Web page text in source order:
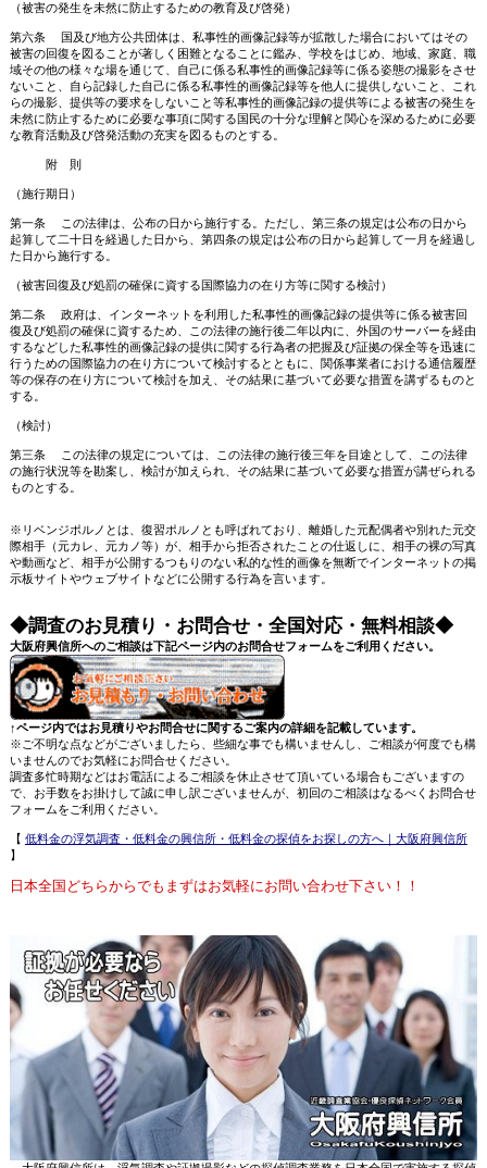
（被害の発生を未然に防止するための教育及び啓発）
第六条 国及び地方公共団体は、私事性的画像記録等が拡散した場合においてはその
被害の回復を図ることが著しく困難となることに鑑み、学校をはじめ、地域、家庭、職
域その他の様々な場を通じて、自己に係る私事性的画像記録等に係る姿態の撮影をさせ
ないこと、自ら記録した自己に係る私事性的画像記録等を他人に提供しないこと、これ
らの撮影、提供等の要求をしないこと等私事性的画像記録の提供等による被害の発生を
未然に防止するために必要な事項に関する国民の十分な理解と関心を深めるために必要
な教育活動及び啓発活動の充実を図るものとする。
附 則
（施行期日）
第一条 この法律は、公布の日から施行する。ただし、第三条の規定は公布の日から
起算して二十日を経過した日から、第四条の規定は公布の日から起算して一月を経過し
た日から施行する。
（被害回復及び処罰の確保に資する国際協力の在り方等に関する検討）
第二条 政府は、インターネットを利用した私事性的画像記録の提供等に係る被害回
復及び処罰の確保に資するため、この法律の施行後二年以内に、外国のサーバーを経由
するなどした私事性的画像記録の提供に関する行為者の把握及び証拠の保全等を迅速に
行うための国際協力の在り方について検討するとともに、関係事業者における通信履歴
等の保存の在り方について検討を加え、その結果に基づいて必要な措置を講ずるものと
する。
（検討）
第三条 この法律の規定については、この法律の施行後三年を目途として、この法律
の施行状況等を勘案し、検討が加えられ、その結果に基づいて必要な措置が講ぜられる
ものとする。
※リベンジポルノとは、復習ポルノとも呼ばれており、離婚した元配偶者や別れた元交
際相手（元カレ、元カノ等）が、相手から拒否されたことの仕返しに、相手の裸の写真
や動画など、相手が公開するつもりのない私的な性的画像を無断でインターネットの掲
示板サイトやウェブサイトなどに公開する行為を言います。
◆調査のお見積り・お問合せ・全国対応・無料相談◆
大阪府興信所へのご相談は下記ページ内のお問合せフォームをご利用ください。
↑ページ内ではお見積りやお問合せに関するご案内の詳細を記載しています。
※ご不明な点などがございましたら、些細な事でも構いませんし、ご相談が何度でも構
いませんのでお気軽にお問合せください。
調査多忙時期などはお電話によるご相談を休止させて頂いている場合もございますの
で、お手数をお掛けして誠に申し訳ございませんが、初回のご相談はなるべくお問合せ
フォームをご利用ください。
【 低料金の浮気調査・低料金の興信所・低料金の探偵をお探しの方へ｜大阪府興信所
】
日本全国どちらからでもまずはお気軽にお問い合わせ下さい！！